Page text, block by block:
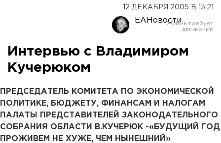
12 ДЕКАБРЯ 2005 В 15:21
ЕАНовости
Интервью с Владимиром
Кучерюком
ПРЕДСЕДАТЕЛЬ КОМИТЕТА ПО ЭКОНОМИЧЕСКОЙ
ПОЛИТИКЕ, БЮДЖЕТУ, ФИНАНСАМ И НАЛОГАМ
ПАЛАТЫ ПРЕДСТАВИТЕЛЕЙ ЗАКОНОДАТЕЛЬНОГО
СОБРАНИЯ ОБЛАСТИ В.КУЧЕРЮК -«БУДУЩИЙ ГОД
ПРОЖИВЕМ НЕ ХУЖЕ, ЧЕМ НЫНЕШНИЙ»